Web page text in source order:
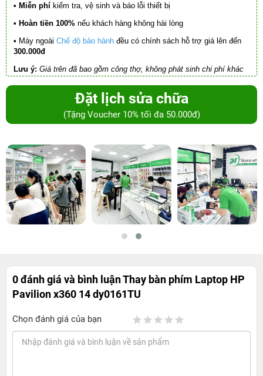
• Miễn phí kiểm tra, vệ sinh và báo lỗi thiết bị
• Hoàn tiền 100% nếu khách hàng không hài lòng
• Máy ngoài Chế độ bảo hành đều có chính sách hỗ trợ giá lên đến
300.000đ
Lưu ý: Giá trên đã bao gồm công thợ, không phát sinh chi phí khác
Đặt lịch sửa chữa
(Tặng Voucher 10% tối đa 50.000đ)
0 đánh giá và bình luậnThay bàn phím Laptop HP
Pavilion x360 14 dy0161TU
Chọn đánh giá của bạn